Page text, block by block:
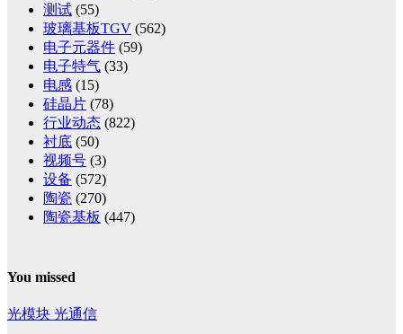
测试 (55)
玻璃基板TGV (562)
电子元器件 (59)
电子特气 (33)
电感 (15)
硅晶片 (78)
行业动态 (822)
衬底 (50)
视频号 (3)
设备 (572)
陶瓷 (270)
陶瓷基板 (447)
You missed
光模块 光通信